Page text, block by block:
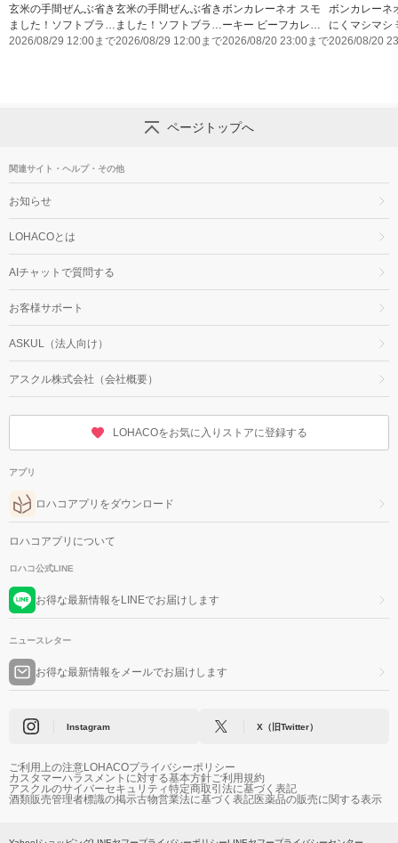
玄米の手間ぜんぶ省き
ました！ソフトブラン
玄米800gのレビュー
2026/08/29 12:00まで
玄米の手間ぜんぶ省き
ました！ソフトブラン
玄米2㎏のレビューキ
2026/08/29 12:00まで
ボンカレーネオ スモ
ーキー ビーフカレー
薫りとコク 辛口
2026/08/20 23:00まで
ボンカレーネ
にくマシマシ
2026/08/20
ページトップへ
関連サイト・ヘルプ・その他
お知らせ
LOHACOとは
AIチャットで質問する
お客様サポート
ASKUL（法人向け）
アスクル株式会社（会社概要）
LOHACOをお気に入りストアに登録する
アプリ
ロハコアプリをダウンロード
ロハコアプリについて
ロハコ公式LINE
お得な最新情報をLINEでお届けします
ニュースレター
お得な最新情報をメールでお届けします
Instagram X（旧Twitter）
ご利用上の注意LOHACOプライバシーポリシー
カスタマーハラスメントに対する基本方針ご利用規約
アスクルのサイバーセキュリティ特定商取引法に基づく表記
酒類販売管理者標識の掲示古物営業法に基づく表記医薬品の販売に関する表示